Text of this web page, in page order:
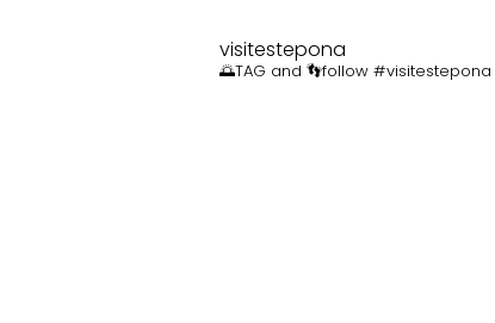
visitestepona
🌅TAG and 👣follow